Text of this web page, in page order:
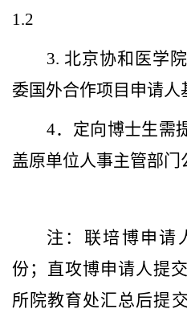
1.2
3.北京协和医学院
委国外合作项目申请人
4．定向博士生需
盖原单位人事主管部门
注：联培博申请
份；直攻博申请人提
所院教育处汇总后提